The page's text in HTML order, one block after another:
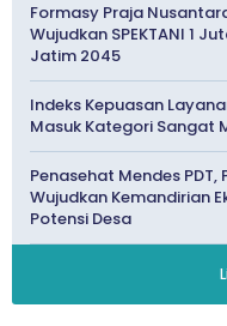
Formasy Praja
Wujudkan SPEKTANI 1
Jatim 2045
Indeks Kepuasan
Masuk Kategori Sangat
Penasehat Mendes
Wujudkan Kemandirian
Potensi Desa